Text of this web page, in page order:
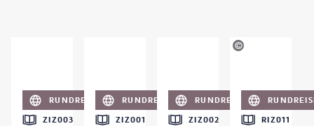
RUNDREISE
ZIZ003
RUNDREISE
ZIZ001
RUNDREISE
ZIZ002
michelangeloop/gty
RIZ011